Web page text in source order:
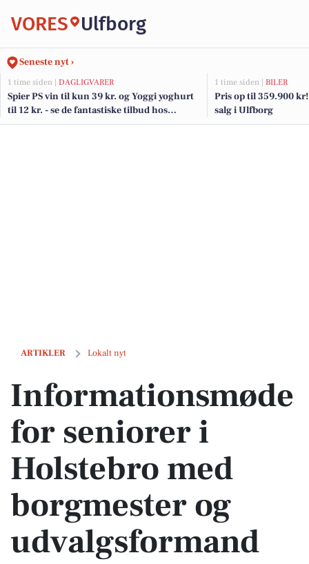
VORES Ulfborg
Seneste nyt ›
1 time siden | DAGLIGVARER
Spier PS vin til kun 39 kr. og Yoggi yoghurt
til 12 kr. - se de fantastiske tilbud hos
DagliBrugsen
1 time siden | BILER
Pris op til 359.900
salg i Ulfborg
ARTIKLER Lokalt nyt
Informationsmøde for seniorer i Holstebro med borgmester og
Informationsmøde
for seniorer i
Holstebro med
borgmester og
udvalgsformand